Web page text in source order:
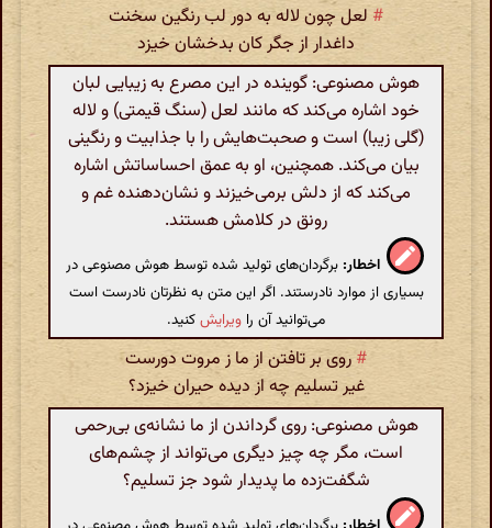
# لعل چون لاله به دور لب رنگین سخنت
داغدار از جگر کان بدخشان خیزد
هوش مصنوعی: گوینده در این مصرع به زیبایی لبان
خود اشاره می‌کند که مانند لعل (سنگ قیمتی) و لاله
(گلی زیبا) است و صحبت‌هایش را با جذابیت و رنگینی
بیان می‌کند. همچنین، او به عمق احساساتش اشاره
می‌کند که از دلش برمی‌خیزند و نشان‌دهنده غم و
رونق در کلامش هستند.
اخطار: برگردان‌های تولید شده توسط هوش مصنوعی در
بسیاری از موارد نادرستند. اگر این متن به نظرتان نادرست است
می‌توانید آن را ویرایشکنید.
# روی بر تافتن از ما ز مروت دورست
غیر تسلیم چه از دیده حیران خیزد؟
هوش مصنوعی: روی گرداندن از ما نشانه‌ی بی‌رحمی
است، مگر چه چیز دیگری می‌تواند از چشم‌های
شگفت‌زده ما پدیدار شود جز تسلیم؟